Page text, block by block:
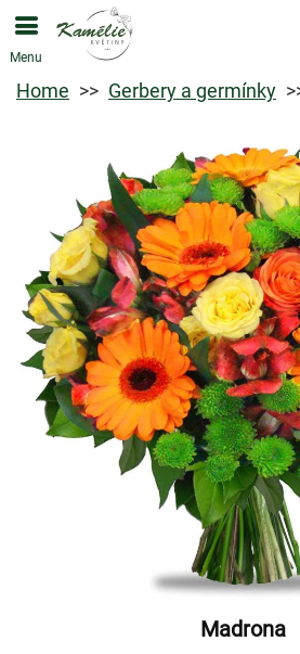
Menu
Home Gerbery a germínky
Madrona